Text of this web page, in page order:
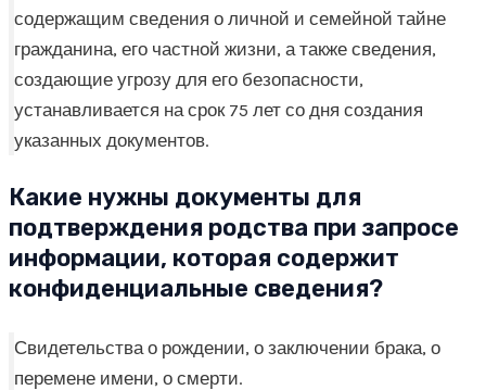
содержащим сведения о личной и семейной тайне
гражданина, его частной жизни, а также сведения,
создающие угрозу для его безопасности,
устанавливается на срок 75 лет со дня создания
указанных документов.
Какие нужны документы для
подтверждения родства при запросе
информации, которая содержит
конфиденциальные сведения?
Свидетельства о рождении, о заключении брака, о
перемене имени, о смерти.